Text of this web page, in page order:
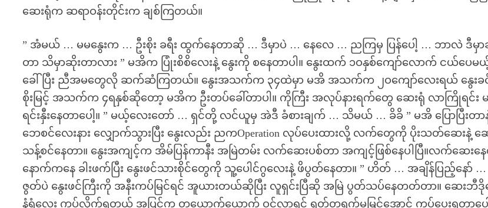
ဆေးရုံက ဆရာဝန်းတိုင်းက ချစ်ကြတယ်။
” အံမယ် … မမနွေးက … ဦးစိုး ခရီး ထွက်နေတာဆို … ဒီမှာပဲ … နေလေ … ညကြမှ ပြန်ပေါ့ … ဘာလဲ ဒီမှ
တာ သိမှာဆိုးတာလား ” မအိက ပြုံးစိစိလေးနဲ့ နွေးကို စနေတာပါ။ နွေးထက် ၁ဝနှစ်ကျော်လောက် ငယ်ပေမ
ခေါ်ပြီး ညီအမတွေလို ဆက်ဆံကြတယ်။ နွေးအသက်က ၃၄ထဲမှာ မအိ အသက်က ၂ဝကျော်လေးရယ် နွေးခင်
စိုးမြင့် အသက်က ၄ရနှစ်ဆိုတော့ မအိက ဦးတပ်ခေါ်တာပါ။ ကိုကြီး အလုပ်နားရက်တွေ ဆေးရုံ လာကြိုရင်း
ရင်းနှီးနေတာပေါ့။ ” မယ့်လေးတော် … ရှင်တို့ လင်ယူမှ အဲဒီ ခံစားချက် … သိမယ် … ခိခိ ” မအိ ပြောပြီးတ
ဘေစင်လေးနား လျှောက်သွားပြီး နွေးလည်း ညကOperation လုပ်ပေးထားလို့ လက်တွေကို ပိုးသတ်ဆေးနဲ့ ဆ
သန့်စင်နေတာ။ နွေးအကျင့်က အိမ်ပြန်ကာနီး အမြဲတမ်း လက်ဆေးပစ်တာ အကျင့်ဖြစ်နေပါပြီ။လက်ဆေး
နောက်ကနေ ခါးဖက်ပြီး နွေးဖင်သားစိုင်တွေကို သူ့ပေါင်ဂွလေးနဲ့ ဖိပွတ်နေတာ။ ” ဟိတ် … အချိန်ပြည့်နော်
ဇွတ်ပဲ နွေးဖင်ကြီးကို အနီးကပ်မြင်ရင် အူယားတယ်ဆိုပြီး လူရှင်းပြီဆို အမြဲ ပွတ်သပ်နေတတ်တာ။ ဆေးဘီဒို
နံရံလေး ကပ်လိုက်ရတယ် အပြင်က တယောက်ယောက် ဝင်လာရင် ရုတ်တရက်မမြင်အောင် ကပ်ပေးရတာပ